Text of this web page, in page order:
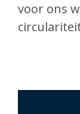
voor ons